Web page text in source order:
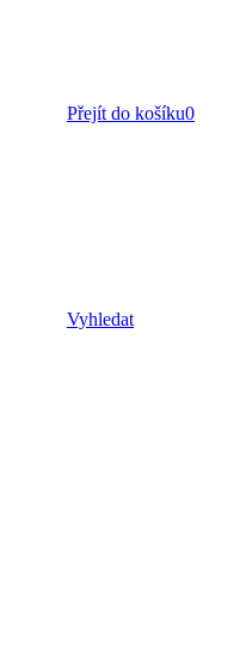
Přejít do košíku0
Vyhledat